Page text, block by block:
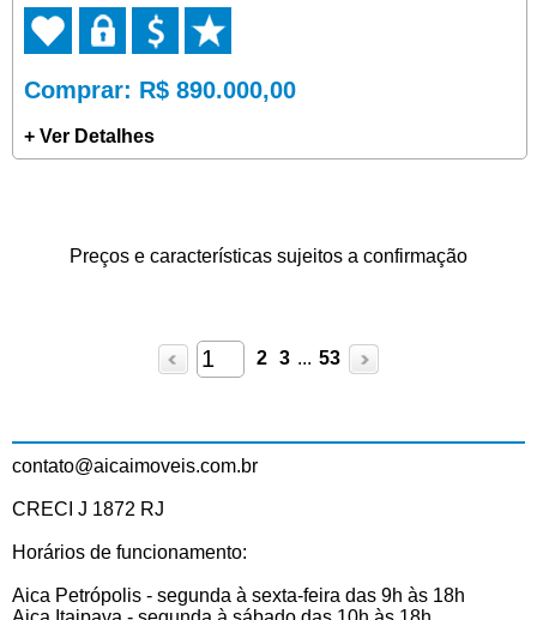
Comprar: R$ 890.000,00
+ Ver Detalhes
Preços e características sujeitos a confirmação
2 3 ... 53
contato@aicaimoveis.com.br
CRECI J 1872 RJ
Horários de funcionamento:
Aica Petrópolis - segunda à sexta-feira das 9h às 18h